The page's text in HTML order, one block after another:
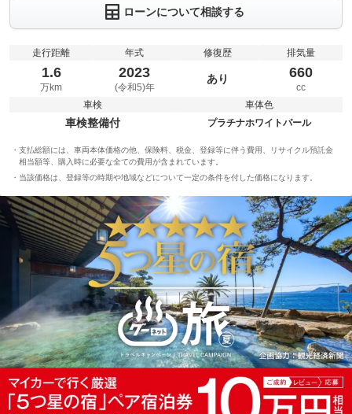
ローンについて相談する
走行距離
1.6
万km
年式
2023
(令和5)年
修復歴
あり
排気量
660
cc
車検
車検整備付
車体色
プラチナホワイトパール
支払総額には、車両本体価格の他、保険料、税金、登録等に伴う費用、リサイクル預託金
相当額等、購入時に必要な全ての費用が含まれています。
当該価格は、登録等の時期や地域などについて一定の条件を付した価格になります。